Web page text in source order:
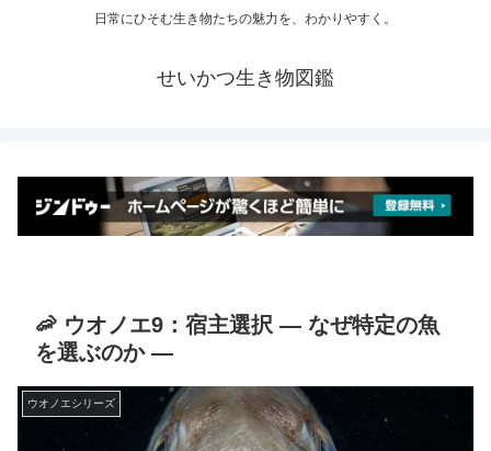
日常にひそむ生き物たちの魅力を、わかりやすく。
せいかつ生き物図鑑
🦐 ウオノエ9：宿主選択 ― なぜ特定の魚
を選ぶのか ―
ウオノエシリーズ